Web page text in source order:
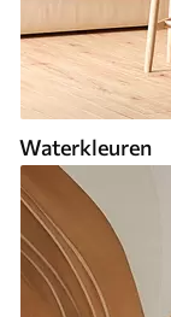
Waterkleuren